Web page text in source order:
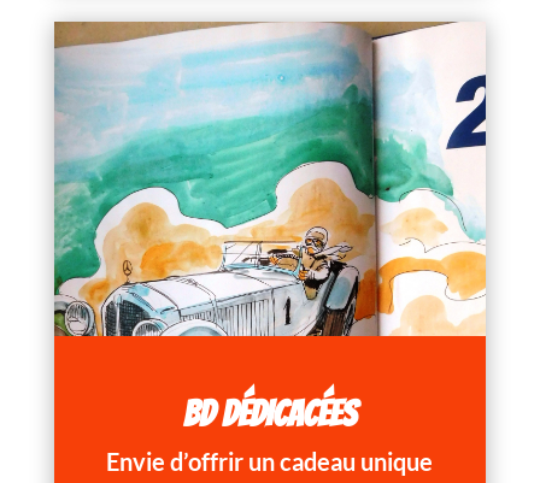
BD DÉDICACÉES
Envie d’offrir un cadeau unique